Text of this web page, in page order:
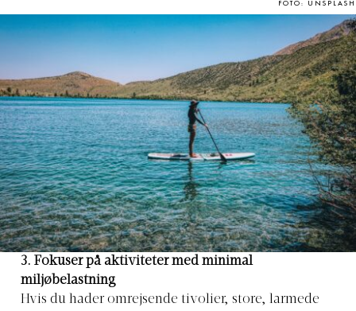
FOTO: UNSPLASH
3. Fokuser på aktiviteter med minimal
miljøbelastning
Hvis du hader omrejsende tivolier, store, larmede